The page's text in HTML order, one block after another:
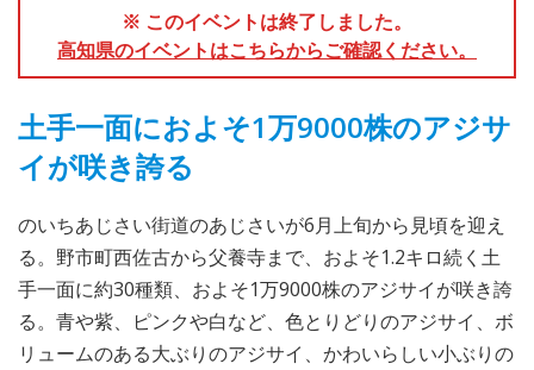
※ このイベントは終了しました。
高知県のイベントはこちらからご確認ください。
土手一面におよそ1万9000株のアジサ
イが咲き誇る
のいちあじさい街道のあじさいが6月上旬から見頃を迎え
る。野市町西佐古から父養寺まで、およそ1.2キロ続く土
手一面に約30種類、およそ1万9000株のアジサイが咲き誇
る。青や紫、ピンクや白など、色とりどりのアジサイ、ボ
リュームのある大ぶりのアジサイ、かわいらしい小ぶりの